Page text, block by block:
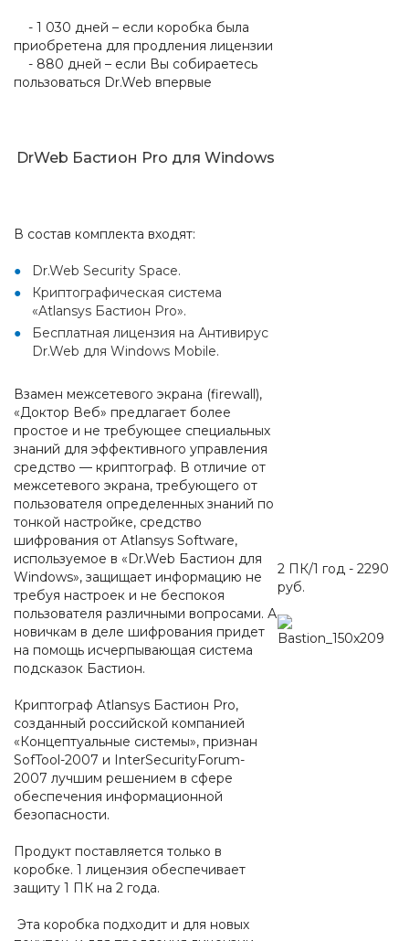
- 1 030 дней – если коробка была
приобретена для продления лицензии
- 880 дней – если Вы собираетесь
пользоваться Dr.Web впервые
DrWeb Бастион Pro для Windows
В состав комплекта входят:
Dr.Web Security Space.
Криптографическая система
«Atlansys Бастион Pro».
Бесплатная лицензия на Антивирус
Dr.Web для Windows Mobile.
Взамен межсетевого экрана (firewall),
«Доктор Веб» предлагает более
простое и не требующее специальных
знаний для эффективного управления
средство — криптограф. В отличие от
межсетевого экрана, требующего от
пользователя определенных знаний по
тонкой настройке, средство
шифрования от Atlansys Software,
используемое в «Dr.Web Бастион для
Windows», защищает информацию не
требуя настроек и не беспокоя
пользователя различными вопросами. А
новичкам в деле шифрования придет
на помощь исчерпывающая система
подсказок Бастион.
Криптограф Atlansys Бастион Pro,
созданный российской компанией
«Концептуальные системы», признан
SofTool-2007 и InterSecurityForum-
2007 лучшим решением в сфере
обеспечения информационной
безопасности.
Продукт поставляется только в
коробке. 1 лицензия обеспечивает
защиту 1 ПК на 2 года.
Эта коробка подходит и для новых
2 ПК/1 год - 2290
руб.